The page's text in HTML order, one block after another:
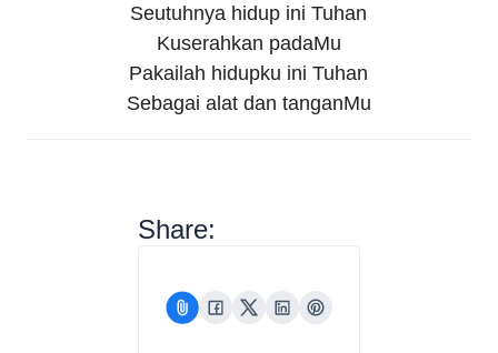
Seutuhnya hidup ini Tuhan
Kuserahkan padaMu
Pakailah hidupku ini Tuhan
Sebagai alat dan tanganMu
Share: